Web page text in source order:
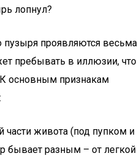
лопнул?
проявляются весьма
пребывать в иллюзии, что
основным признакам
части живота (под пупком и
бывает разным – от легкой